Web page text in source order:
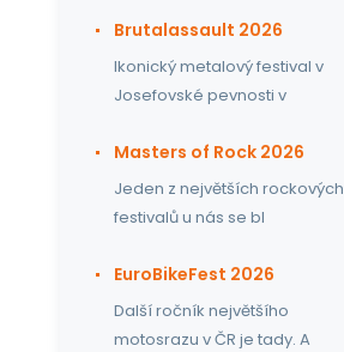
Brutalassault 2026
Ikonický metalový festival v
Josefovské pevnosti v
Masters of Rock 2026
Jeden z největších rockových
festivalů u nás se bl
EuroBikeFest 2026
Další ročník největšího
motosrazu v ČR je tady. A